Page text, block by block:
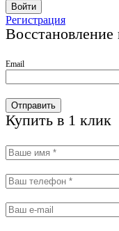
Войти
Регистрация
Восстановление
Email
Отправить
Купить в 1 клик